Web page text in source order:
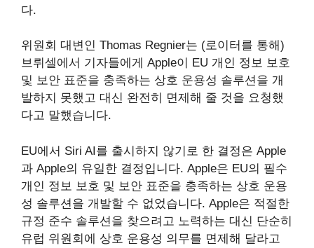
다.
위원회 대변인 Thomas Regnier는 (로이터를 통해)
브뤼셀에서 기자들에게 Apple이 EU 개인 정보 보호
및 보안 표준을 충족하는 상호 운용성 솔루션을 개
발하지 못했고 대신 완전히 면제해 줄 것을 요청했
다고 말했습니다.
EU에서 Siri AI를 출시하지 않기로 한 결정은 Apple
과 Apple의 유일한 결정입니다. Apple은 EU의 필수
개인 정보 보호 및 보안 표준을 충족하는 상호 운용
성 솔루션을 개발할 수 없었습니다. Apple은 적절한
규정 준수 솔루션을 찾으려고 노력하는 대신 단순히
유럽 위원회에 상호 운용성 의무를 면제해 달라고